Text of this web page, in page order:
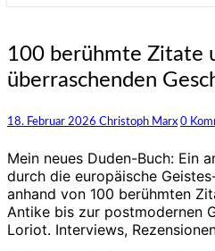
100
berühmte
Zitate
ihre
Geschichten
100 berühmte Zitate
überraschenden
18. Februar 2026 Christoph Marx 0
Mein neues Duden-Buch: Ein
durch die europäische
anhand von 100 berühmten
Antike bis zur postmodernen
Loriot. Interviews,